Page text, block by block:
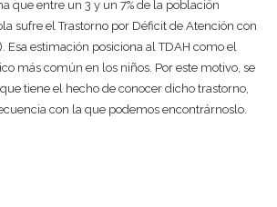
que entre un 3 y un 7% de la población
sufre el Trastorno por Déficit de Atención con
Esa estimación posiciona al TDAH como el
más común en los niños. Por este motivo, se
tiene el hecho de conocer dicho trastorno,
con la que podemos encontrárnoslo.